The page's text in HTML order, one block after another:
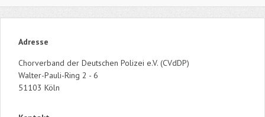
Adresse
Chorverband der Deutschen Polizei e.V. (CVdDP)
Walter-Pauli-Ring 2 - 6
51103 Köln